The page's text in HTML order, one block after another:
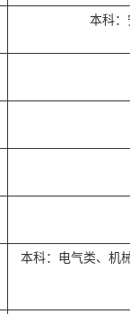
本科
本科：电气类、机